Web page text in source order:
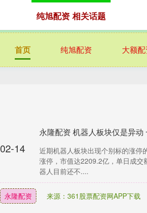
首页 纯旭配资 大额
纯旭配资 相关话题
02-14
近期机器人板块出现个别标的涨停
涨停，市值达2209.2亿，单日成交
器人目前还不....
永隆配资 来源：361股票配资网APP下载